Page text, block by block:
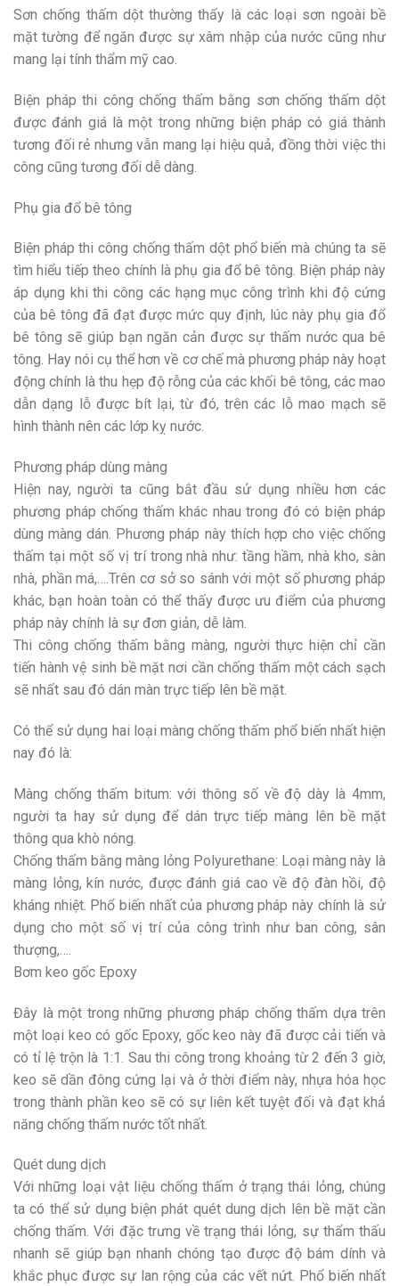
Sơn chống thấm dột thường thấy là các loại sơn ngoài bề
mặt tường để ngăn được sự xâm nhập của nước cũng như
mang lại tính thẩm mỹ cao.
Biện pháp thi công chống thấm bằng sơn chống thấm dột
được đánh giá là một trong những biện pháp có giá thành
tương đối rẻ nhưng vẫn mang lại hiệu quả, đồng thời việc thi
công cũng tương đối dễ dàng.
Phụ gia đổ bê tông
Biện pháp thi công chống thấm dột phổ biến mà chúng ta sẽ
tìm hiểu tiếp theo chính là phụ gia đổ bê tông. Biện pháp này
áp dụng khi thi công các hạng mục công trình khi độ cứng
của bê tông đã đạt được mức quy định, lúc này phụ gia đổ
bê tông sẽ giúp bạn ngăn cản được sự thấm nước qua bê
tông. Hay nói cụ thể hơn về cơ chế mà phương pháp này hoạt
động chính là thu hẹp độ rỗng của các khối bê tông, các mao
dẫn dạng lỗ được bít lại, từ đó, trên các lỗ mao mạch sẽ
hình thành nên các lớp kỵ nước.
Phương pháp dùng màng
Hiện nay, người ta cũng bắt đầu sử dụng nhiều hơn các
phương pháp chống thấm khác nhau trong đó có biện pháp
dùng màng dán. Phương pháp này thích hợp cho việc chống
thấm tại một số vị trí trong nhà như: tầng hầm, nhà kho, sàn
nhà, phần má,….Trên cơ sở so sánh với một số phương pháp
khác, bạn hoàn toàn có thể thấy được ưu điểm của phương
pháp này chính là sự đơn giản, dễ làm.
Thi công chống thấm bằng màng, người thực hiện chỉ cần
tiến hành vệ sinh bề mặt nơi cần chống thấm một cách sạch
sẽ nhất sau đó dán màn trực tiếp lên bề mặt.
Có thể sử dụng hai loại màng chống thấm phổ biến nhất hiện
nay đó là:
Màng chống thấm bitum: với thông số về độ dày là 4mm,
người ta hay sử dụng để dán trực tiếp màng lên bề mặt
thông qua khò nóng.
Chống thấm bằng màng lỏng Polyurethane: Loại màng này là
màng lỏng, kín nước, được đánh giá cao về độ đàn hồi, độ
kháng nhiệt. Phổ biến nhất của phương pháp này chính là sử
dụng cho một số vị trí của công trình như ban công, sân
thượng,….
Bơm keo gốc Epoxy
Đây là một trong những phương pháp chống thấm dựa trên
một loại keo có gốc Epoxy, gốc keo này đã được cải tiến và
có tỉ lệ trộn là 1:1. Sau thi công trong khoảng từ 2 đến 3 giờ,
keo sẽ dần đông cứng lại và ở thời điểm này, nhựa hóa học
trong thành phần keo sẽ có sự liên kết tuyệt đối và đạt khả
năng chống thấm nước tốt nhất.
Quét dung dịch
Với những loại vật liệu chống thấm ở trạng thái lỏng, chúng
ta có thể sử dụng biện phát quét dung dịch lên bề mặt cần
chống thấm. Với đặc trưng về trạng thái lỏng, sự thẩm thấu
nhanh sẽ giúp bạn nhanh chóng tạo được độ bám dính và
khắc phục được sự lan rộng của các vết nứt. Phổ biến nhất